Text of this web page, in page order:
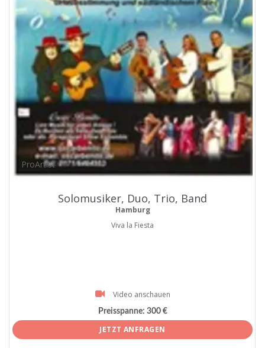
ProArtist
Solomusiker, Duo, Trio, Band
Hamburg
Viva la Fiesta
Video anschauen
Preisspanne: 300 €
JETZT ANFRAGEN